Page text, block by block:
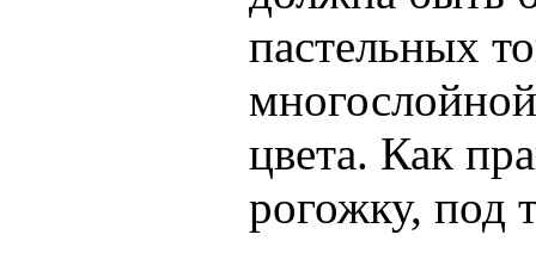
пастельных
цвета. Как
рогожку, под